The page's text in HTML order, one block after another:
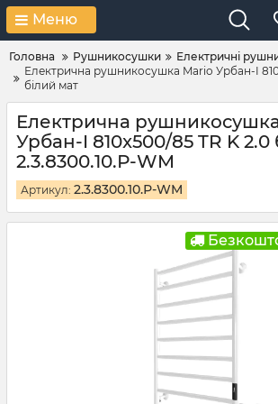
Меню
Головна Рушникосушки
Електричні
Електрична рушникосушка Mario Урбан-I
білий мат
Електрична
Урбан-I 810x500/85 TR K 2.0
2.3.8300.10.Р-WM
Артикул: 2.3.8300.10.Р-WM